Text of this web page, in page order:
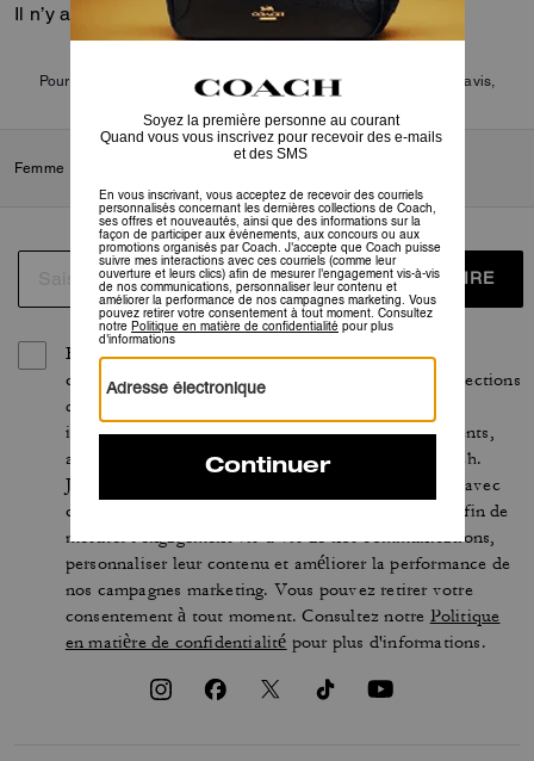
Il n’y a pas encore d’avis.
Pour plus d’informations sur la manière dont nous vérifions nos avis,
cliquezici.
Femme
S’INSCRIRE
En vous inscrivant, vous acceptez de recevoir des
courriels personnalisés concernant les dernières collections
de Coach, ses offres et nouveautés, ainsi que des
informations sur la façon de participer aux événements,
aux concours ou aux promotions organisés par Coach.
J’accepte que Coach puisse suivre mes interactions avec
ces courriels (comme leur ouverture et leurs clics) afin de
mesurer l'engagement vis-à-vis de nos communications,
personnaliser leur contenu et améliorer la performance de
nos campagnes marketing. Vous pouvez retirer votre
consentement à tout moment. Consultez notre Politique
en matière de confidentialité pour plus d'informations.